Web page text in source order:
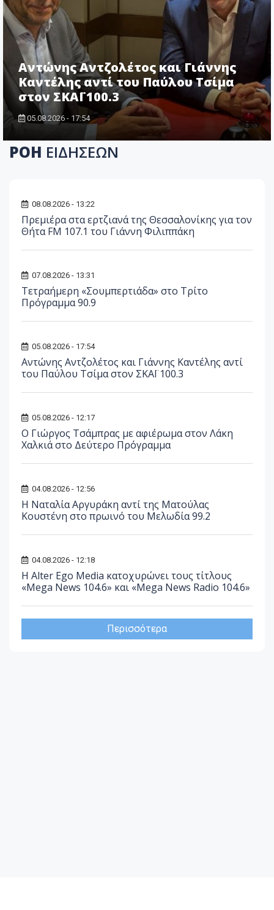
Αντώνης Αντζολέτος και Γιάννης
Καντέλης αντί του Παύλου Τσίμα
στον ΣΚΑΪ 100.3
05.08.2026 - 17:54
ΡΟΗ ΕΙΔΗΣΕΩΝ
08.08.2026 - 13:22
Πρεμιέρα στα ερτζιανά της Θεσσαλονίκης για τον
Θήτα FM 107.1 του Γιάννη Φιλιππάκη
07.08.2026 - 13:31
Τετραήμερη «Σουμπερτιάδα» στο Τρίτο
Πρόγραμμα 90.9
05.08.2026 - 17:54
Αντώνης Αντζολέτος και Γιάννης Καντέλης αντί
του Παύλου Τσίμα στον ΣΚΑΪ 100.3
05.08.2026 - 12:17
O Γιώργος Τσάμπρας με αφιέρωμα στον Λάκη
Χαλκιά στο Δεύτερο Πρόγραμμα
04.08.2026 - 12:56
Η Ναταλία Αργυράκη αντί της Ματούλας
Κουστένη στο πρωινό του Μελωδία 99.2
04.08.2026 - 12:18
Η Alter Ego Media κατοχυρώνει τους τίτλους
«Mega News 104.6» και «Mega News Radio 104.6»
Περισσότερα